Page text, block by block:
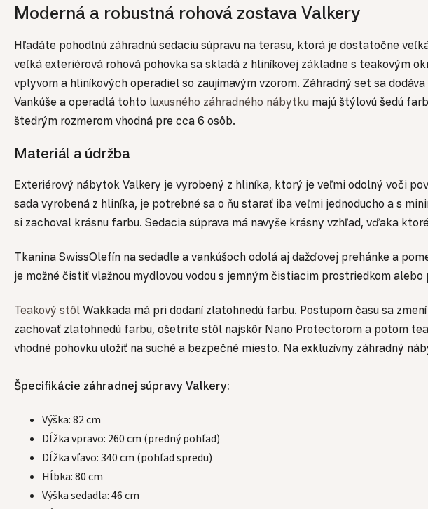
Moderná a robustná rohová zostava Valkery
Hľadáte pohodlnú záhradnú sedaciu súpravu na terasu, ktorá je dostatočne
veľká exteriérová rohová pohovka sa skladá z hliníkovej základne s teakovým
vplyvom a hliníkových operadiel so zaujímavým vzorom. Záhradný set sa
Vankúše a operadlá tohto luxusného záhradného nábytku majú štýlovú šedú
štedrým rozmerom vhodná pre cca 6 osôb.
Materiál a údržba
Exteriérový nábytok Valkery je vyrobený z hliníka, ktorý je veľmi odolný voči
sada vyrobená z hliníka, je potrebné sa o ňu starať iba veľmi jednoducho a s
si zachoval krásnu farbu. Sedacia súprava má navyše krásny vzhľad, vďaka
Tkanina SwissOlefín na sedadle a vankúšoch odolá aj dažďovej prehánke a
je možné čistiť vlažnou mydlovou vodou s jemným čistiacim prostriedkom
Teakový stôl Wakkada má pri dodaní zlatohnedú farbu. Postupom času sa
zachovať zlatohnedú farbu, ošetrite stôl najskôr Nano Protectorom a potom
vhodné pohovku uložiť na suché a bezpečné miesto. Na exkluzívny záhradný
Špecifikácie záhradnej súpravy Valkery:
Výška: 82 cm
Dĺžka vpravo: 260 cm (predný pohľad)
Dĺžka vľavo: 340 cm (pohľad spredu)
Hĺbka: 80 cm
Výška sedadla: 46 cm